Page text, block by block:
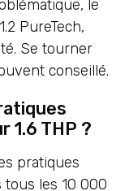
le
PureTech,
Se tourner
conseillé.
1.6 THP ?
pratiques
les 10 000